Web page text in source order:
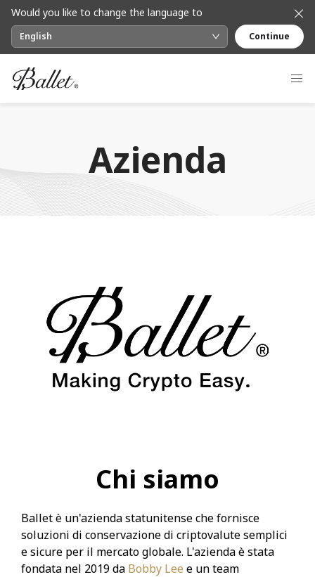
Would you like to change the language to
English Continue
Azienda
Chi siamo
Ballet è un'azienda statunitense che fornisce
soluzioni di conservazione di criptovalute semplici
e sicure per il mercato globale. L'azienda è stata
fondata nel 2019 da Bobby Lee e un team